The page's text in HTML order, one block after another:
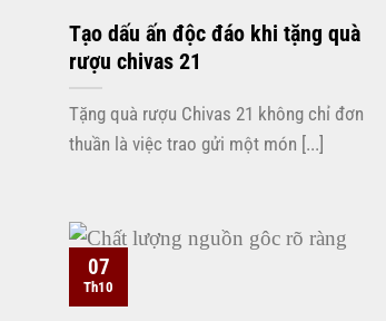
Tạo dấu ấn độc đáo khi tặng quà
rượu chivas 21
Tặng quà rượu Chivas 21 không chỉ đơn
thuần là việc trao gửi một món [...]
07
Th10